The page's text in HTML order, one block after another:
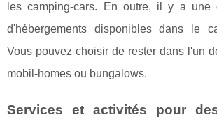
les camping-cars. En outre, il y a une
d'hébergements disponibles dans le
Vous pouvez choisir de rester dans l'un
mobil-homes ou bungalows.
Services et activités pour